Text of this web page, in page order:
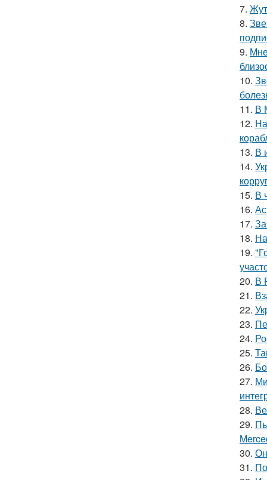
7.
8.
9.
10.
11. В
12.
13. В
14.
15. В
16.
17.
18.
19.
20. В
21.
22.
23.
24.
25.
26.
27.
28.
29.
30.
31.